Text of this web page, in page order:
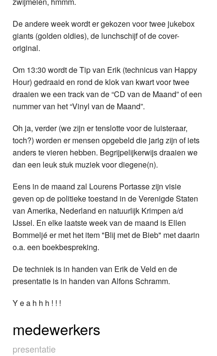
De andere week wordt er gekozen voor twee jukebox
giants (golden oldies), de lunchschijf of de cover-
original.
Om 13:30 wordt de Tip van Erik (technicus van Happy
Hour) gedraaid en rond de klok van kwart voor twee
draaien we een track van de “CD van de Maand” of een
nummer van het “Vinyl van de Maand”.
Oh ja, verder (we zijn er tenslotte voor de luisteraar,
toch?) worden er mensen opgebeld die jarig zijn of iets
anders te vieren hebben. Begrijpelijkerwijs draaien we
dan een leuk stuk muziek voor diegene(n).
Eens in de maand zal Lourens Portasse zijn visie
geven op de politieke toestand in de Verenigde Staten
van Amerika, Nederland en natuurlijk Krimpen a/d
IJssel. En elke laatste week van de maand is Ellen
Bommeljé er met het item "Blij met de Bieb" met daarin
o.a. een boekbespreking.
De techniek is in handen van Erik de Veld en de
presentatie is in handen van Alfons Schramm.
Y e a h h h ! ! !
medewerkers
presentatie